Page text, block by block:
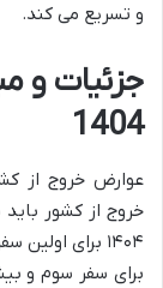
و تسریع می کند.
جزئیات و
1404
عوارض خروج از
خروج از کشور